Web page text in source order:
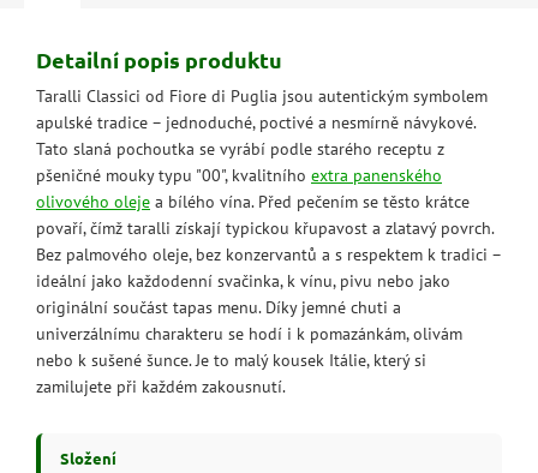
Detailní popis produktu
Taralli Classici od Fiore di Puglia jsou autentickým symbolem
apulské tradice – jednoduché, poctivé a nesmírně návykové.
Tato slaná pochoutka se vyrábí podle starého receptu z
pšeničné mouky typu "00", kvalitního extra panenského
olivového oleje a bílého vína. Před pečením se těsto krátce
povaří, čímž taralli získají typickou křupavost a zlatavý povrch.
Bez palmového oleje, bez konzervantů a s respektem k tradici –
ideální jako každodenní svačinka, k vínu, pivu nebo jako
originální součást tapas menu. Díky jemné chuti a
univerzálnímu charakteru se hodí i k pomazánkám, olivám
nebo k sušené šunce. Je to malý kousek Itálie, který si
zamilujete při každém zakousnutí.
Složení